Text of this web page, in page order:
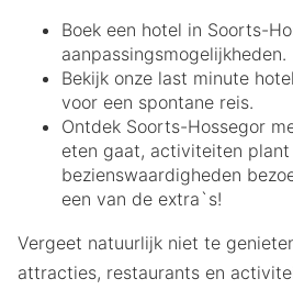
Boek een hotel in Soorts-
aanpassingsmogelijkheden.
Bekijk onze last minute
voor een spontane reis.
Ontdek Soorts-Hossegor
eten gaat, activiteiten
bezienswaardigheden
een van de extra`s!
Vergeet natuurlijk niet te
attracties, restaurants en